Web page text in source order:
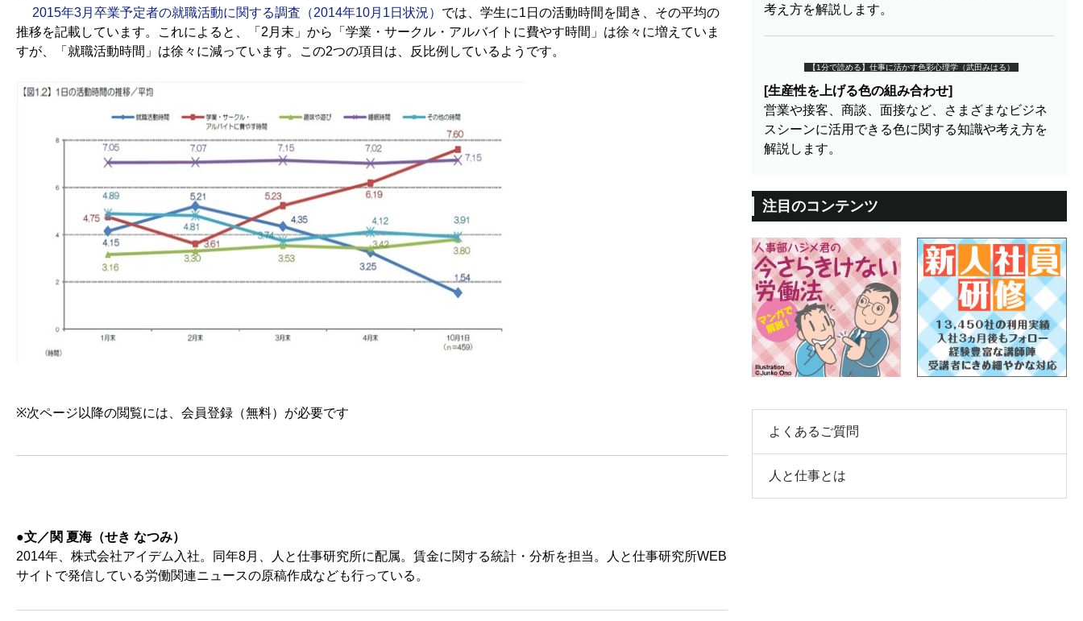
2015年3月卒業予定者の就職活動に関する調査（2014年10月1日状況） では、学生に1日の活動時間を聞き、その平均の
推移を記載しています。これによると、「2月末」から「学業・サークル・アルバイトに費やす時間」は徐々に増えていま
すが、「就職活動時間」は徐々に減っています。この2つの項目は、反比例しているようです。
※次ページ以降の閲覧には、会員登録（無料）が必要です
●文／関 夏海（せき なつみ）
2014年、株式会社アイデム入社。同年8月、人と仕事研究所に配属。賃金に関する統計・分析を担当。人と仕事研究所WEB
サイトで発信している労働関連ニュースの原稿作成なども行っている。
考え方を解説します。
【1分で読める】仕事に活かす色彩心理学（武田みはる）
[生産性を上げる色の組み合わせ]
営業や接客、商談、面接など、さまざまなビジネ
スシーンに活用できる色に関する知識や考え方を
解説します。
注目のコンテンツ
よくあるご質問
人と仕事とは